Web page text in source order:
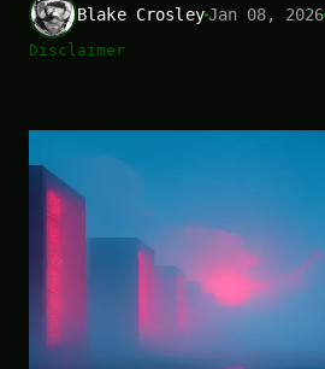
Blake CrosleyJan 08, 2026
Disclaimer